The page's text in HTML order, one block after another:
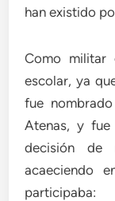
han existido
Como militar
escolar, ya
fue
Atenas, y
decisión de
acaeciendo
participaba: